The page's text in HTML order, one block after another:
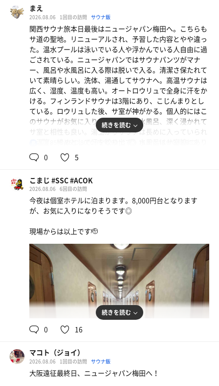
ねぎマヨ8個
10組くらい並んでたけど、回転率早くて待ち時間20分
くらいだった。本場のたこ焼きが食べられて大満足。
生ビール
まえ
2026.08.06 1回目の訪問 サウナ飯
関西サウナ旅本日最後はニュージャパン梅田へ。こちらも
サ道の聖地。リニューアルされ、予習した内容とやや違っ
た。温水プールは泳いでいる人や浮かんでいる人自由に過
ごされている。ニュージャパンではサウナパンツがマナ
ー、風呂や水風呂に入る際は脱いで入る。清潔さ保たれて
いて素晴らしい。洗体、湯通してサウナへ。高温サウナは
広く、湿度、温度も高い。オートロウリュで全身に汗をか
ける。フィンランドサウナは3階にあり、こじんまりとし
ている。ロウリュした後、サ室が神がかる。個人的にはこ
のサウナがお気に入り。サ室脇に樽水風呂、深く浸かれて
サ室と相性も良い。湯上がりサウナは長めに入っていられ
動線良し。椅子が多く整い難民にならずに済んで良かっ
た。今日の締めとして満足なサ活。
高温サウナ：8〜10分 × 2
フィンランドサウナ：7分×1
湯上がりサウナ：10分×1
水風呂：1分 × 5
合計：5セット
続きを読む
0 5
こまじ #SSC #ACOK
2026.08.06 6回目の訪問
今夜は個室ホテルに泊まります。8,000円台となります
が、お気に入りになりそうです◎
現場からは以上です🫡
続きを読む
0 16
マコト（ジョイ）
2026.08.06 1回目の訪問 サウナ飯
大阪遠征最終日、ニュージャパン梅田へ！